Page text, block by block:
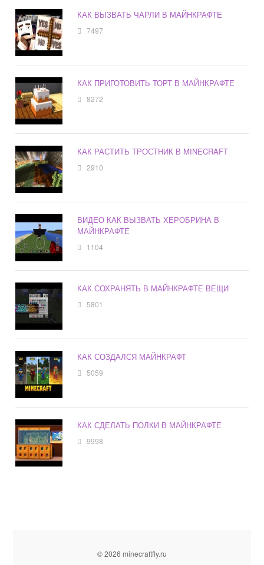
КАК ВЫЗВАТЬ ЧАРЛИ В МАЙНКРАФТЕ
7497
КАК ПРИГОТОВИТЬ ТОРТ В МАЙНКРАФТЕ
8272
КАК РАСТИТЬ ТРОСТНИК В MINECRAFT
2910
ВИДЕО КАК ВЫЗВАТЬ ХЕРОБРИНА В
МАЙНКРАФТЕ
1104
КАК СОХРАНЯТЬ В МАЙНКРАФТЕ ВЕЩИ
5801
КАК СОЗДАЛСЯ МАЙНКРАФТ
5059
КАК СДЕЛАТЬ ПОЛКИ В МАЙНКРАФТЕ
9998
© 2026 minecraftfly.ru